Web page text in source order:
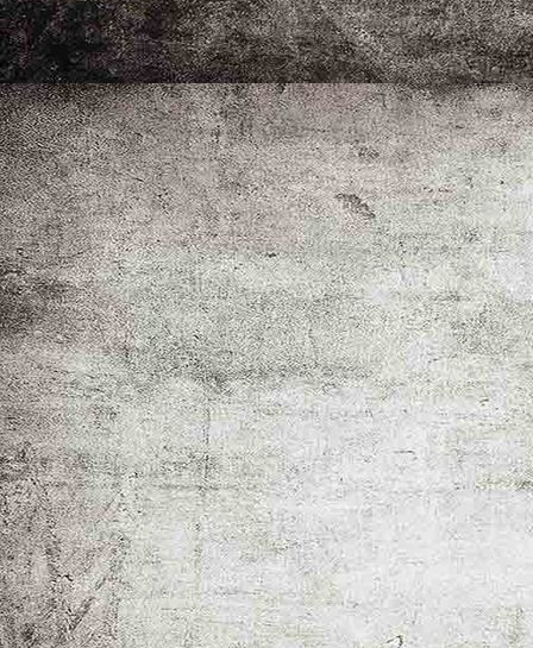
Beerentage